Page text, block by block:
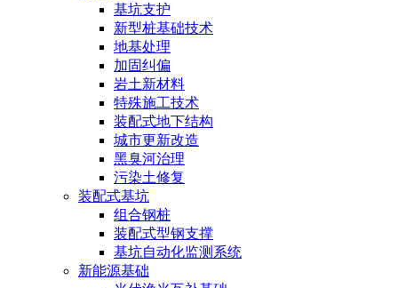
基坑支护
新型桩基础技术
地基处理
加固纠偏
岩土新材料
特殊施工技术
装配式地下结构
城市更新改造
黑臭河治理
污染土修复
装配式基坑
组合钢桩
装配式型钢支撑
基坑自动化监测系统
新能源基础